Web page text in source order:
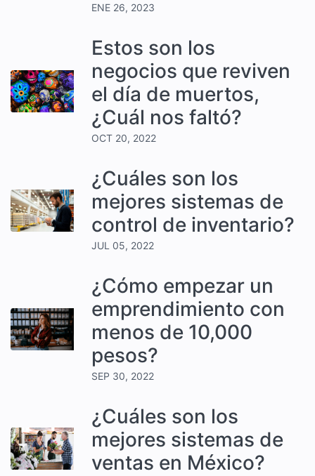
ENE 26, 2023
Estos son los
negocios que reviven
el día de muertos,
¿Cuál nos faltó?
OCT 20, 2022
¿Cuáles son los
mejores sistemas de
control de inventario?
JUL 05, 2022
¿Cómo empezar un
emprendimiento con
menos de 10,000
pesos?
SEP 30, 2022
¿Cuáles son los
mejores sistemas de
ventas en México?